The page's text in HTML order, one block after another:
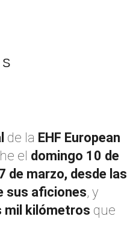
de la EHF European
el domingo 10 de
de marzo, desde las
sus aficiones, y
mil kilómetros que